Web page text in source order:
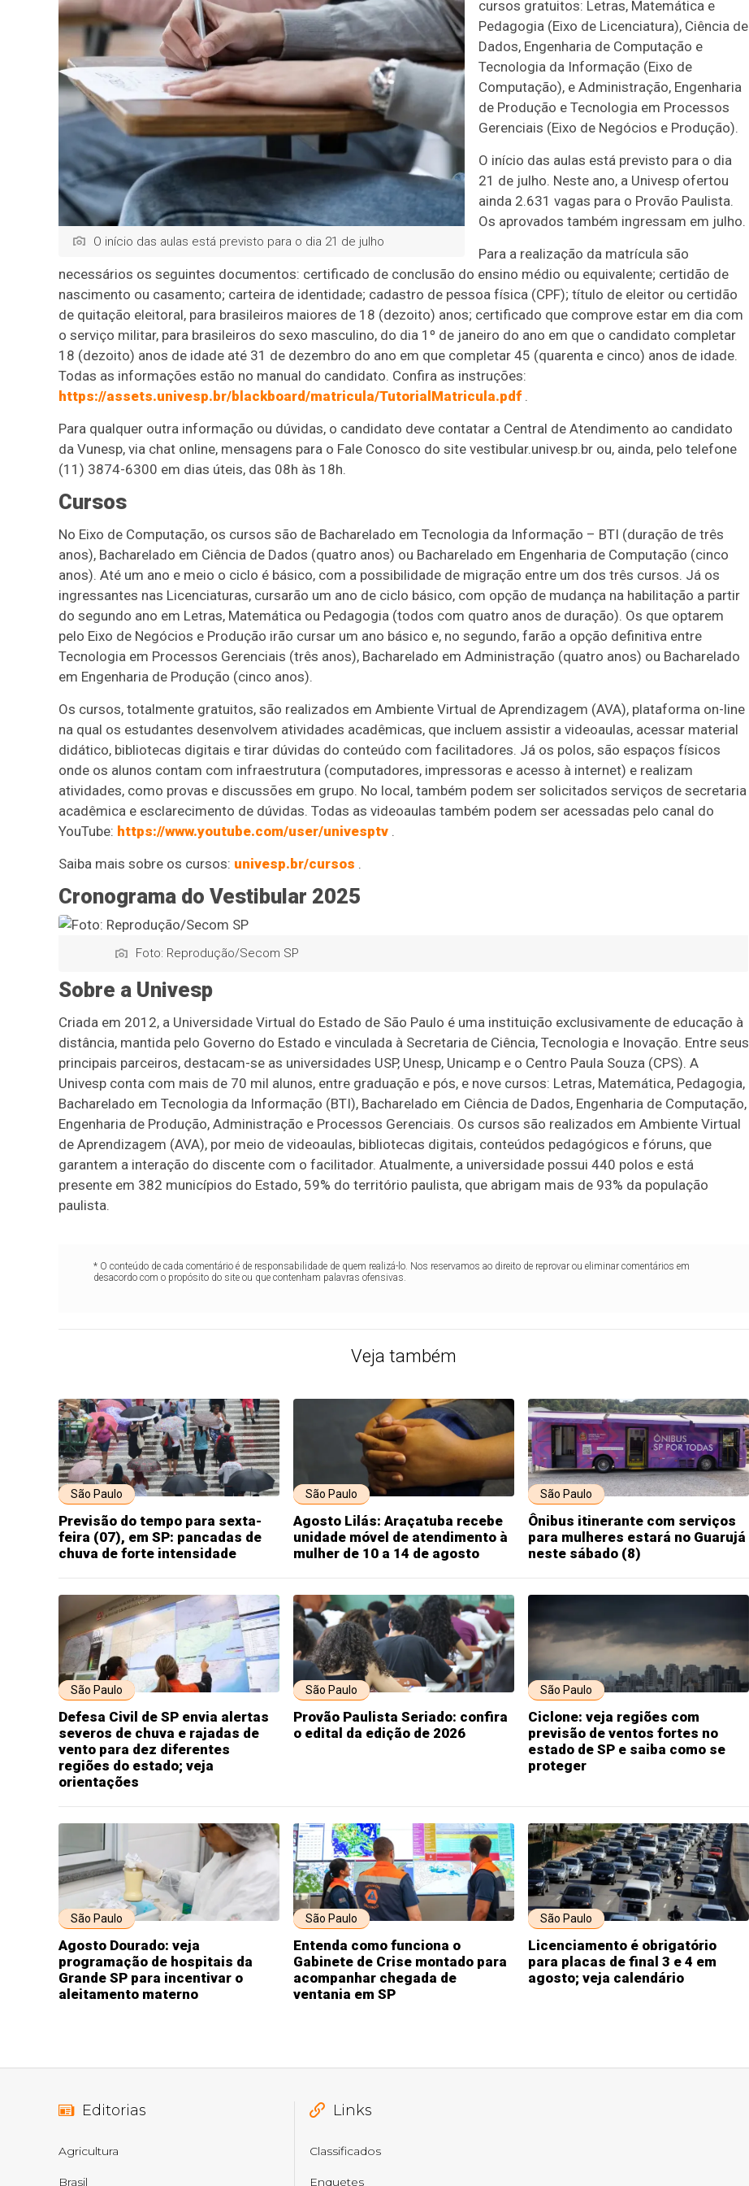
O início das aulas está previsto para o dia 21 de julho
cursos gratuitos: Letras, Matemática e
Pedagogia (Eixo de Licenciatura), Ciência de
Dados, Engenharia de Computação e
Tecnologia da Informação (Eixo de
Computação), e Administração, Engenharia
de Produção e Tecnologia em Processos
Gerenciais (Eixo de Negócios e Produção).
O início das aulas está previsto para o dia
21 de julho. Neste ano, a Univesp ofertou
ainda 2.631 vagas para o Provão Paulista.
Os aprovados também ingressam em julho.
Para a realização da matrícula são
necessários os seguintes documentos: certificado de conclusão do ensino médio ou equivalente; certidão de
nascimento ou casamento; carteira de identidade; cadastro de pessoa física (CPF); título de eleitor ou certidão
de quitação eleitoral, para brasileiros maiores de 18 (dezoito) anos; certificado que comprove estar em dia com
o serviço militar, para brasileiros do sexo masculino, do dia 1º de janeiro do ano em que o candidato completar
18 (dezoito) anos de idade até 31 de dezembro do ano em que completar 45 (quarenta e cinco) anos de idade.
Todas as informações estão no manual do candidato. Confira as instruções:
https://assets.univesp.br/blackboard/matricula/TutorialMatricula.pdf .
Para qualquer outra informação ou dúvidas, o candidato deve contatar a Central de Atendimento ao candidato
da Vunesp, via chat online, mensagens para o Fale Conosco do site vestibular.univesp.br ou, ainda, pelo telefone
(11) 3874-6300 em dias úteis, das 08h às 18h.
Cursos
No Eixo de Computação, os cursos são de Bacharelado em Tecnologia da Informação – BTI (duração de três
anos), Bacharelado em Ciência de Dados (quatro anos) ou Bacharelado em Engenharia de Computação (cinco
anos). Até um ano e meio o ciclo é básico, com a possibilidade de migração entre um dos três cursos. Já os
ingressantes nas Licenciaturas, cursarão um ano de ciclo básico, com opção de mudança na habilitação a partir
do segundo ano em Letras, Matemática ou Pedagogia (todos com quatro anos de duração). Os que optarem
pelo Eixo de Negócios e Produção irão cursar um ano básico e, no segundo, farão a opção definitiva entre
Tecnologia em Processos Gerenciais (três anos), Bacharelado em Administração (quatro anos) ou Bacharelado
em Engenharia de Produção (cinco anos).
Os cursos, totalmente gratuitos, são realizados em Ambiente Virtual de Aprendizagem (AVA), plataforma on-line
na qual os estudantes desenvolvem atividades acadêmicas, que incluem assistir a videoaulas, acessar material
didático, bibliotecas digitais e tirar dúvidas do conteúdo com facilitadores. Já os polos, são espaços físicos
onde os alunos contam com infraestrutura (computadores, impressoras e acesso à internet) e realizam
atividades, como provas e discussões em grupo. No local, também podem ser solicitados serviços de secretaria
acadêmica e esclarecimento de dúvidas. Todas as videoaulas também podem ser acessadas pelo canal do
YouTube: https://www.youtube.com/user/univesptv .
Saiba mais sobre os cursos: univesp.br/cursos .
Cronograma do Vestibular 2025
Foto: Reprodução/Secom SP
Sobre a Univesp
Criada em 2012, a Universidade Virtual do Estado de São Paulo é uma instituição exclusivamente de educação à
distância, mantida pelo Governo do Estado e vinculada à Secretaria de Ciência, Tecnologia e Inovação. Entre seus
principais parceiros, destacam-se as universidades USP, Unesp, Unicamp e o Centro Paula Souza (CPS). A
Univesp conta com mais de 70 mil alunos, entre graduação e pós, e nove cursos: Letras, Matemática, Pedagogia,
Bacharelado em Tecnologia da Informação (BTI), Bacharelado em Ciência de Dados, Engenharia de Computação,
Engenharia de Produção, Administração e Processos Gerenciais. Os cursos são realizados em Ambiente Virtual
de Aprendizagem (AVA), por meio de videoaulas, bibliotecas digitais, conteúdos pedagógicos e fóruns, que
garantem a interação do discente com o facilitador. Atualmente, a universidade possui 440 polos e está
presente em 382 municípios do Estado, 59% do território paulista, que abrigam mais de 93% da população
paulista.
* O conteúdo de cada comentário é de responsabilidade de quem realizá-lo. Nos reservamos ao direito de reprovar ou eliminar comentários em
desacordo com o propósito do site ou que contenham palavras ofensivas.
Veja também
São Paulo
Previsão do tempo para sexta-
feira (07), em SP: pancadas de
chuva de forte intensidade
São Paulo
Agosto Lilás: Araçatuba recebe
unidade móvel de atendimento à
mulher de 10 a 14 de agosto
São Paulo
Ônibus itinerante com serviços
para mulheres estará no Guarujá
neste sábado (8)
São Paulo
Defesa Civil de SP envia alertas
severos de chuva e rajadas de
vento para dez diferentes
regiões do estado; veja
orientações
São Paulo
Provão Paulista Seriado: confira
o edital da edição de 2026
São Paulo
Ciclone: veja regiões com
previsão de ventos fortes no
estado de SP e saiba como se
proteger
São Paulo
Agosto Dourado: veja
programação de hospitais da
Grande SP para incentivar o
aleitamento materno
São Paulo
Entenda como funciona o
Gabinete de Crise montado para
acompanhar chegada de
ventania em SP
São Paulo
Licenciamento é obrigatório
para placas de final 3 e 4 em
agosto; veja calendário
Editorias
Agricultura
Brasil
Links
Classificados
Enquetes